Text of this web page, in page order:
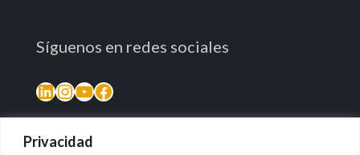
Privacidad
Síguenos en redes sociales
LinkedIn
Instagram
YouTube
Facebook